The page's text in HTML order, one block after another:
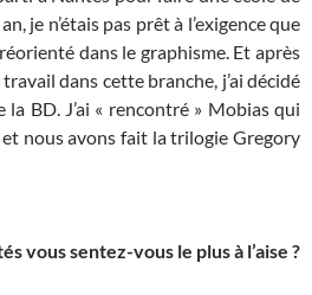
je n’étais pas prêt à l’exigence que
dans le graphisme. Et après
dans cette branche, j’ai décidé
BD. J’ai « rencontré » Mobias qui
nous avons fait la trilogie Gregory
vous sentez-vous le plus à l’aise ?